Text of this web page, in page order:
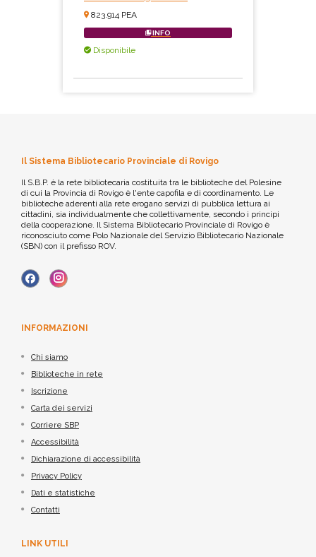
823.914 PEA
INFO
Disponibile
Il Sistema Bibliotecario Provinciale di Rovigo
Il S.B.P. è la rete bibliotecaria costituita tra le biblioteche del Polesine
di cui la Provincia di Rovigo è l'ente capofila e di coordinamento. Le
biblioteche aderenti alla rete erogano servizi di pubblica lettura ai
cittadini, sia individualmente che collettivamente, secondo i principi
della cooperazione. Il Sistema Bibliotecario Provinciale di Rovigo è
riconosciuto come Polo Nazionale del Servizio Bibliotecario Nazionale
(SBN) con il prefisso ROV.
INFORMAZIONI
Chi siamo
Biblioteche in rete
Iscrizione
Carta dei servizi
Corriere SBP
Accessibilità
Dichiarazione di accessibilità
Privacy Policy
Dati e statistiche
Contatti
LINK UTILI